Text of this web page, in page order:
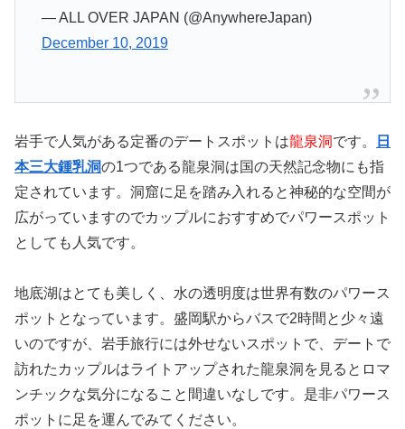
— ALL OVER JAPAN (@AnywhereJapan)
December 10, 2019
岩手で人気がある定番のデートスポットは龍泉洞です。
日
本三大鍾乳洞の1つである龍泉洞は国の天然記念物にも指
定されています。洞窟に足を踏み入れると神秘的な空間が
広がっていますのでカップルにおすすめでパワースポット
としても人気です。
地底湖はとても美しく、水の透明度は世界有数のパワース
ポットとなっています。盛岡駅からバスで2時間と少々遠
いのですが、岩手旅行には外せないスポットで、デートで
訪れたカップルはライトアップされた龍泉洞を見るとロマ
ンチックな気分になること間違いなしです。是非パワース
ポットに足を運んでみてください。